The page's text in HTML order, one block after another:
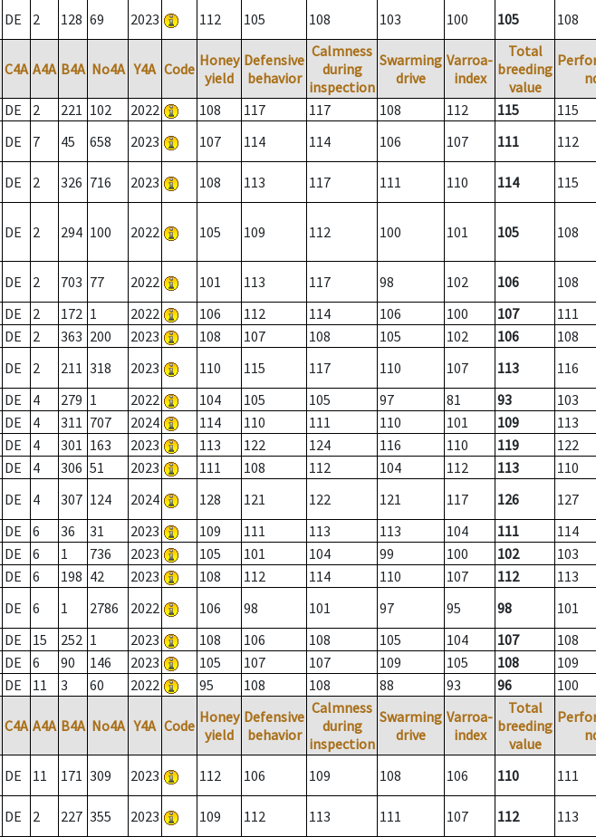
DE 2 128 69 2023 112 105 108 103 100 105 108
C4A A4A B4A No4A Y4A Code Honey
yield
Defensive
behavior
Calmness
during
inspection
Swarming
drive
Varroa-
index
Total
breeding
value
DE 2 221 102 2022 108 117 117 108 112 115
115
DE 7 45 658 2023 107 114 114 106 107 111 112
DE 2 326 716 2023 108 113 117 111 110 114 115
DE 2 294 100 2022 105 109 112 100 101 105 108
DE 2 703 77 2022 101 113 117 98 102 106
108
DE 2 172 1 2022 106 112 114 106 100 107
111
DE 2 363 200 2023 108 107 108 105 102 106
108
DE 2 211 318 2023 110 115 117 110 107 113
116
DE 4 279 1 2022 104 105 105 97 81 93
103
DE 4 311 707 2024 114 110 111 110 101 109
113
DE 4 301 163 2023 113 122 124 116 110 119
122
DE 4 306 51 2023 111 108 112 104 112 113
110
DE 4 307 124 2024 128 121 122 121 117 126
127
DE 6 36 31 2023 109 111 113 113 104 111
114
DE 6 1 736 2023 105 101 104 99 100 102
103
DE 6 198 42 2023 108 112 114 110 107 112
113
DE 6 1 2786 2022 106 98 101 97 95 98
101
DE 15 252 1 2023 108 106 108 105 104 107
108
DE 6 90 146 2023 105 107 107 109 105 108
109
DE 11 3 60 2022 95 108 108 88 93 96 100
C4A A4A B4A No4A Y4A Code Honey
yield
Defensive
behavior
Calmness
during
inspection
Swarming
drive
Varroa-
index
Total
breeding
value
DE 11 171 309 2023 112 106 109 108 106 110 111
DE 2 227 355 2023 109 112 113 111 107 112
113